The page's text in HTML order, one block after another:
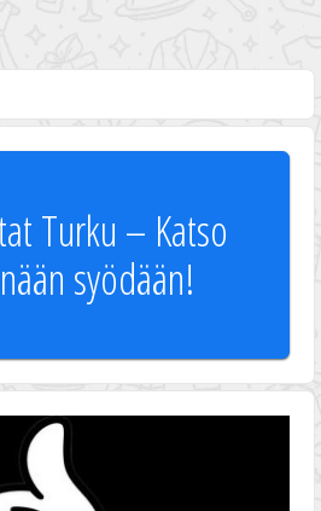
Turku – Katso
syödään!